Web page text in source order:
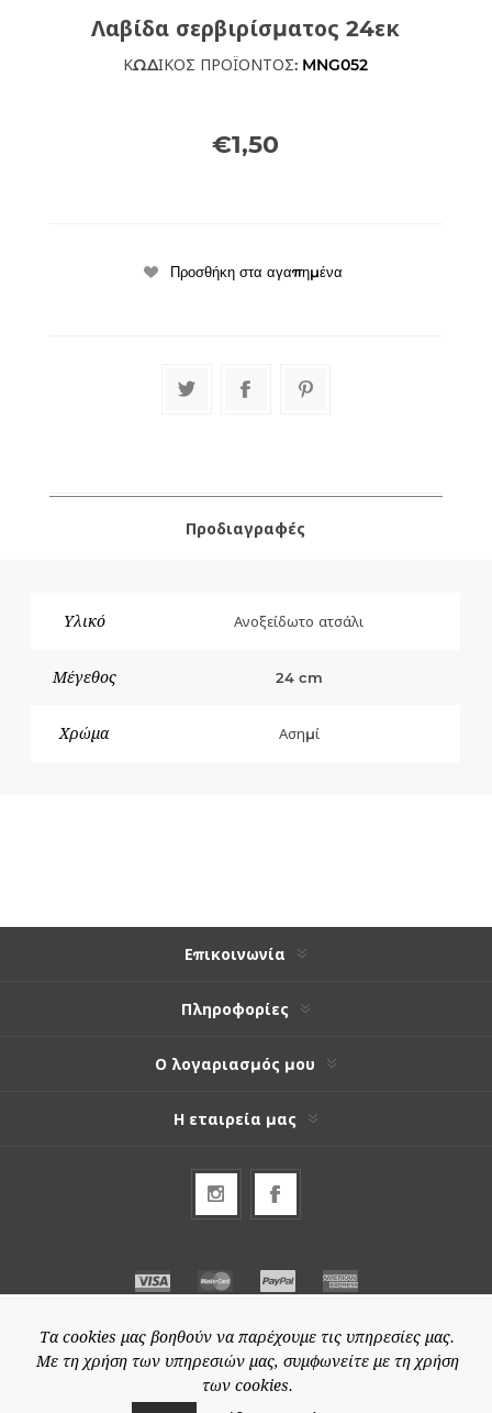
Λαβίδα σερβιρίσματος 24εκ
ΚΩΔΙΚΟΣ ΠΡΟΪΟΝΤΟΣ: MNG052
€1,50
Προδιαγραφές
Υλικό Ανοξείδωτο ατσάλι
Μέγεθος 24 cm
Χρώμα Ασημί
Επικοινωνία
Πληροφορίες
Ο λογαριασμός μου
Η εταιρεία μας
Τα cookies μας βοηθούν να παρέχουμε τις υπηρεσίες μας.
Με τη χρήση των υπηρεσιών μας, συμφωνείτε με τη χρήση
των cookies.